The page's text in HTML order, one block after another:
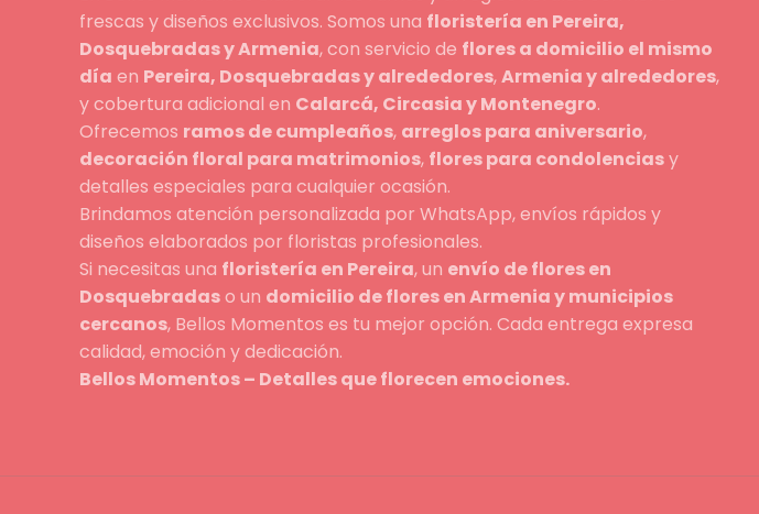
frescas y diseños exclusivos. Somos una floristería en Pereira,
Dosquebradas y Armenia, con servicio de flores a domicilio el mismo
día en Pereira, Dosquebradas y alrededores,Armenia y alrededores,
y cobertura adicional en Calarcá, Circasia y Montenegro.
Ofrecemos ramos de cumpleaños, arreglos para aniversario,
decoración floral para matrimonios, flores para condolenciasy
detalles especiales para cualquier ocasión.
Brindamos atención personalizada por WhatsApp, envíos rápidos y
diseños elaborados por floristas profesionales.
Si necesitas una floristería en Pereira, un envío de flores en
Dosquebradaso un domicilio de flores en Armenia y municipios
cercanos, Bellos Momentos es tu mejor opción. Cada entrega expresa
calidad, emoción y dedicación.
Bellos Momentos – Detalles que florecen emociones.